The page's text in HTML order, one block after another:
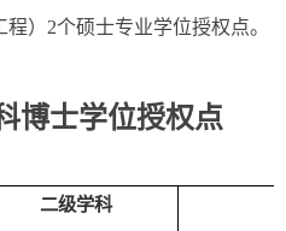
） 2个硕士专业学位授权点。
博士学位授权点
二级学科